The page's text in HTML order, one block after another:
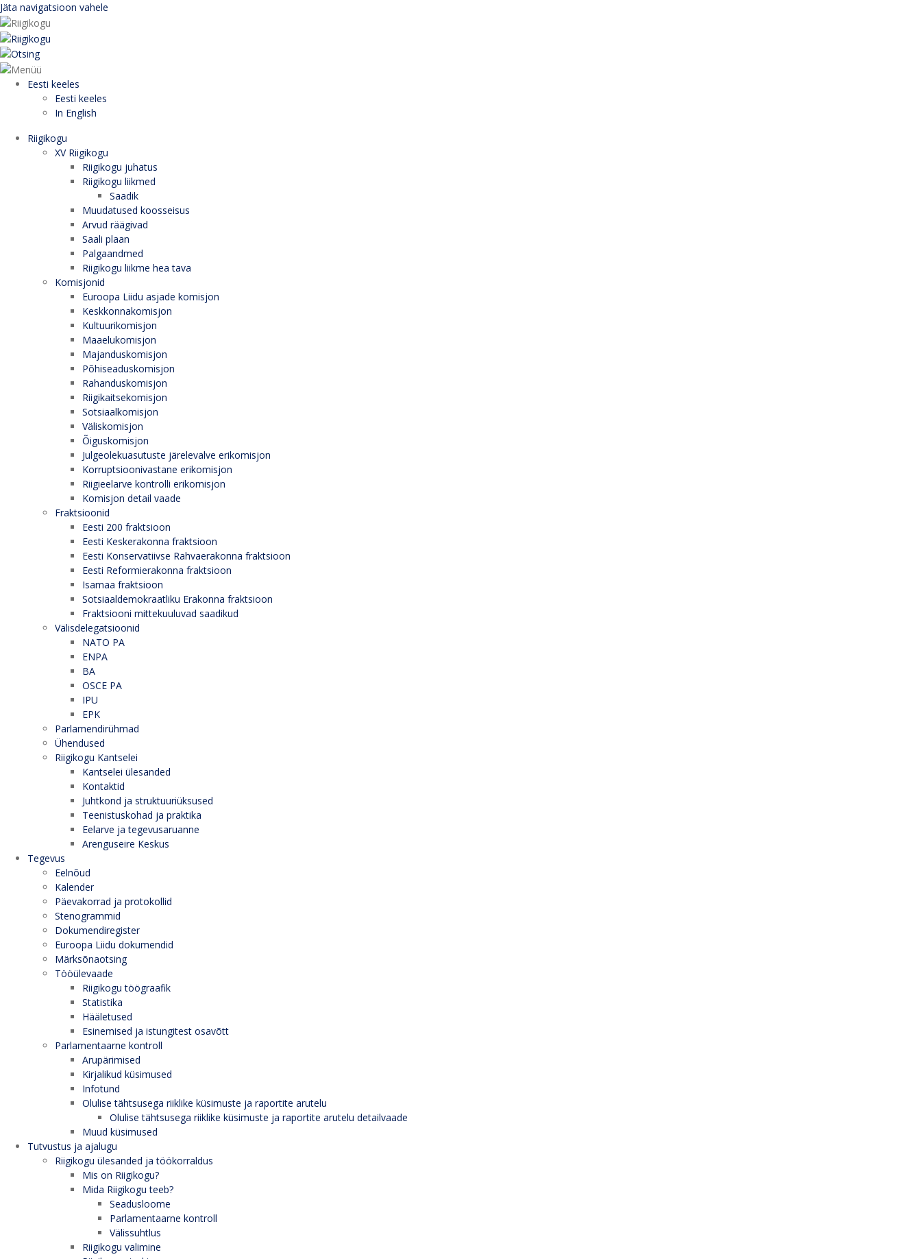
Jäta navigatsioon vahele
Eesti keeles
Eesti keeles
In English
Riigikogu
XV Riigikogu
Riigikogu juhatus
Riigikogu liikmed
Saadik
Muudatused koosseisus
Arvud räägivad
Saali plaan
Palgaandmed
Riigikogu liikme hea tava
Komisjonid
Euroopa Liidu asjade komisjon
Keskkonnakomisjon
Kultuurikomisjon
Maaelukomisjon
Majanduskomisjon
Põhiseaduskomisjon
Rahanduskomisjon
Riigikaitsekomisjon
Sotsiaalkomisjon
Väliskomisjon
Õiguskomisjon
Julgeolekuasutuste järelevalve erikomisjon
Korruptsioonivastane erikomisjon
Riigieelarve kontrolli erikomisjon
Komisjon detail vaade
Fraktsioonid
Eesti 200 fraktsioon
Eesti Keskerakonna fraktsioon
Eesti Konservatiivse Rahvaerakonna fraktsioon
Eesti Reformierakonna fraktsioon
Isamaa fraktsioon
Sotsiaaldemokraatliku Erakonna fraktsioon
Fraktsiooni mittekuuluvad saadikud
Välisdelegatsioonid
NATO PA
ENPA
BA
OSCE PA
IPU
EPK
Parlamendirühmad
Ühendused
Riigikogu Kantselei
Kantselei ülesanded
Kontaktid
Juhtkond ja struktuuriüksused
Teenistuskohad ja praktika
Eelarve ja tegevusaruanne
Arenguseire Keskus
Tegevus
Eelnõud
Kalender
Päevakorrad ja protokollid
Stenogrammid
Dokumendiregister
Euroopa Liidu dokumendid
Märksõnaotsing
Tööülevaade
Riigikogu töögraafik
Statistika
Hääletused
Esinemised ja istungitest osavõtt
Parlamentaarne kontroll
Arupärimised
Kirjalikud küsimused
Infotund
Olulise tähtsusega riiklike küsimuste ja raportite arutelu
Olulise tähtsusega riiklike küsimuste ja raportite arutelu detailvaade
Muud küsimused
Tutvustus ja ajalugu
Riigikogu ülesanded ja töökorraldus
Mis on Riigikogu?
Mida Riigikogu teeb?
Seadusloome
Parlamentaarne kontroll
Välissuhtlus
Riigikogu valimine